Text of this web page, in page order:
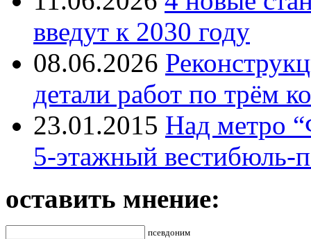
введут к 2030 году
08.06.2026
детали работ по трём
23.01.2015 Над метро
5-этажный вестибюль-
оставить мнение:
псевдоним